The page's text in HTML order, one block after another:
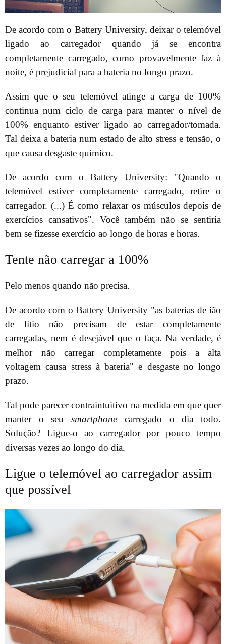
De acordo com o Battery University, deixar o telemóvel
ligado ao carregador quando já se encontra
completamente carregado, como provavelmente faz à
noite, é prejudicial para a bateria no longo prazo.
Assim que o seu telemóvel atinge a carga de 100%
continua num ciclo de carga para manter o nível de
100% enquanto estiver ligado ao carregador/tomada.
Tal deixa a bateria num estado de alto stress e tensão, o
que causa desgaste químico.
De acordo com o Battery University: "Quando o
telemóvel estiver completamente carregado, retire o
carregador. (...) É como relaxar os músculos depois de
exercícios cansativos". Você também não se sentiria
bem se fizesse exercício ao longo de horas e horas.
Tente não carregar a 100%
Pelo menos quando não precisa.
De acordo com o Battery University "as baterias de ião
de lítio não precisam de estar completamente
carregadas, nem é desejável que o faça. Na verdade, é
melhor não carregar completamente pois a alta
voltagem causa stress à bateria" e desgaste no longo
prazo.
Tal pode parecer contraintuitivo na medida em que quer
manter o seusmartphone carregado o dia todo.
Solução? Ligue-o ao carregador por pouco tempo
diversas vezes ao longo do dia.
Ligue o telemóvel ao carregador assim
que possível